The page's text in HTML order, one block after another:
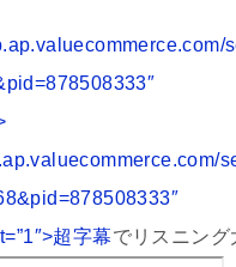
超字幕でリスニング